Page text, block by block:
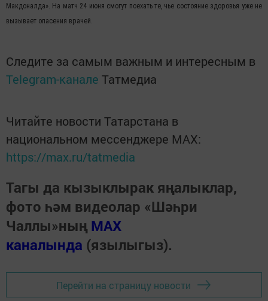
Макдоналда». На матч 24 июня смогут поехать те, чье состояние здоровья уже не
вызывает опасения врачей.
Следите за самым важным и интересным в
Telegram-канале Татмедиа
Читайте новости Татарстана в
национальном мессенджере MАХ:
https://max.ru/tatmedia
Тагы да кызыклырак яңалыклар,
фото һәм видеолар «Шәһри
Чаллы»ның MAX
каналында (язылыгыз).
Перейти на страницу новости